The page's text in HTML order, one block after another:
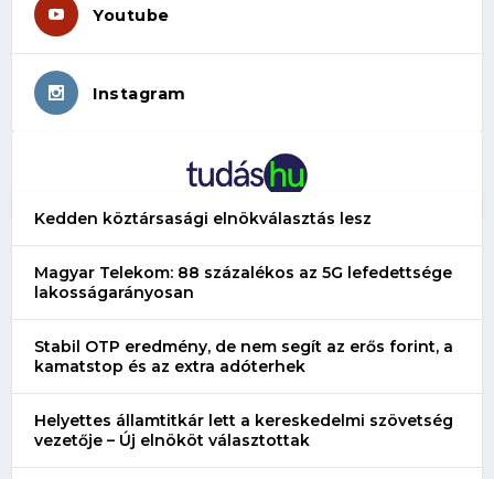
Youtube
Instagram
Kedden köztársasági elnökválasztás lesz
Magyar Telekom: 88 százalékos az 5G lefedettsége
lakosságarányosan
Stabil OTP eredmény, de nem segít az erős forint, a
kamatstop és az extra adóterhek
Helyettes államtitkár lett a kereskedelmi szövetség
vezetője – Új elnököt választottak